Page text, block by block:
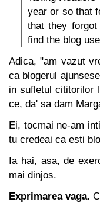
year or so that
that they
find the blog
Adica, "am vazut
ca blogerul
in sufletul cititorilor
ce, da' sa dam
Ei, tocmai ne-am
tu credeai ca esti
Ia hai, asa, de
mai dinjos.
Exprimarea vaga.